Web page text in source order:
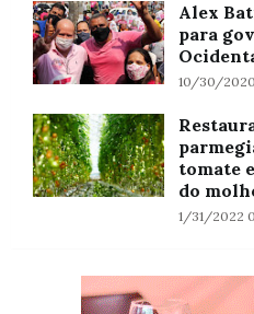
Alex
para
10/30/
tomate
do
1/31/2022